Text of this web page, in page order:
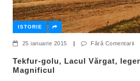
ISTORIE
25 ianuarie 2015 Fără Comentarii
Tekfur-golu, Lacul Vărgat,
Magnificul